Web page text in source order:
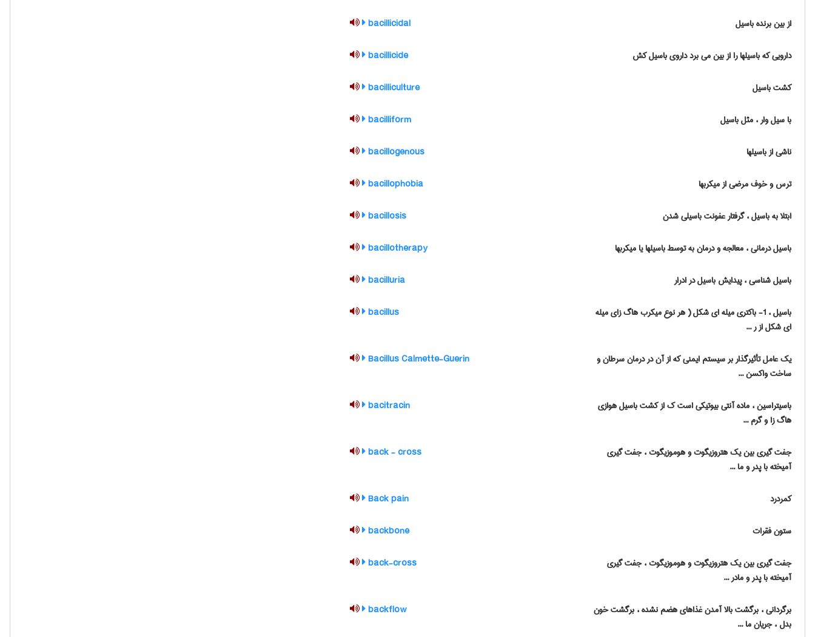
از بین برنده باسیل bacillicidal
دارویی که باسیلها را از بین می برد داروی باسیل کش bacillicide
کشت باسیل bacilliculture
با سیل وار ، مثل باسیل bacilliform
ناشی از باسیلها bacillogenous
ترس و خوف مرضی از میکربها bacillophobia
ابتلا به باسیل ، گرفتار عفونت باسیلی شدن bacillosis
باسیل درمانی ، معالجه و درمان به توسط باسیلها یا میکربها bacillotherapy
باسیل شناسی ، پیدایش باسیل در ادرار bacilluria
باسیل ، 1- باکتری میله ای شکل ( هر نوع میکرب هاگ زای میله
ای شکل از ر ...
bacillus
یک عامل تأثیرگذار بر سیستم ایمنی که از آن در درمان سرطان و
ساخت واکسن ...
Bacillus Calmette-Guerin
باسیتراسین ، ماده آنتی بیوتیکی است ک از کشت باسیل هوازی
هاگ زا و گرم ...
bacitracin
جفت گیری بین یک هتروزیگوت و هوموزیگوت ، جفت گیری
آمیخته با پدر و ما ...
back - cross
کمردرد Back pain
ستون فقرات backbone
جفت گیری بین یک هتروزیگوت و هوموزیگوت ، جفت گیری
آمیخته با پدر و مادر ...
back-cross
برگردانی ، برگشت بالا آمدن غذاهای هضم نشده ، برگشت خون
بدل ، جریان ما ...
backflow